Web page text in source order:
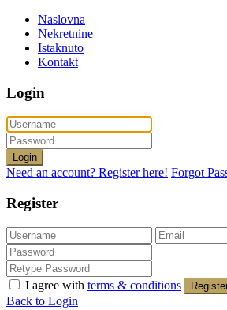
Naslovna
Nekretnine
Istaknuto
Kontakt
Login
Login
Need an account? Register here! Forgot
Register
I agree with terms & conditions
Back to Login